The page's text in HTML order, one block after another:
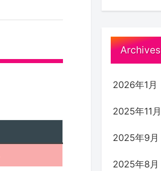
Archives
2026年1月
2025年11月
2025年9月
2025年8月